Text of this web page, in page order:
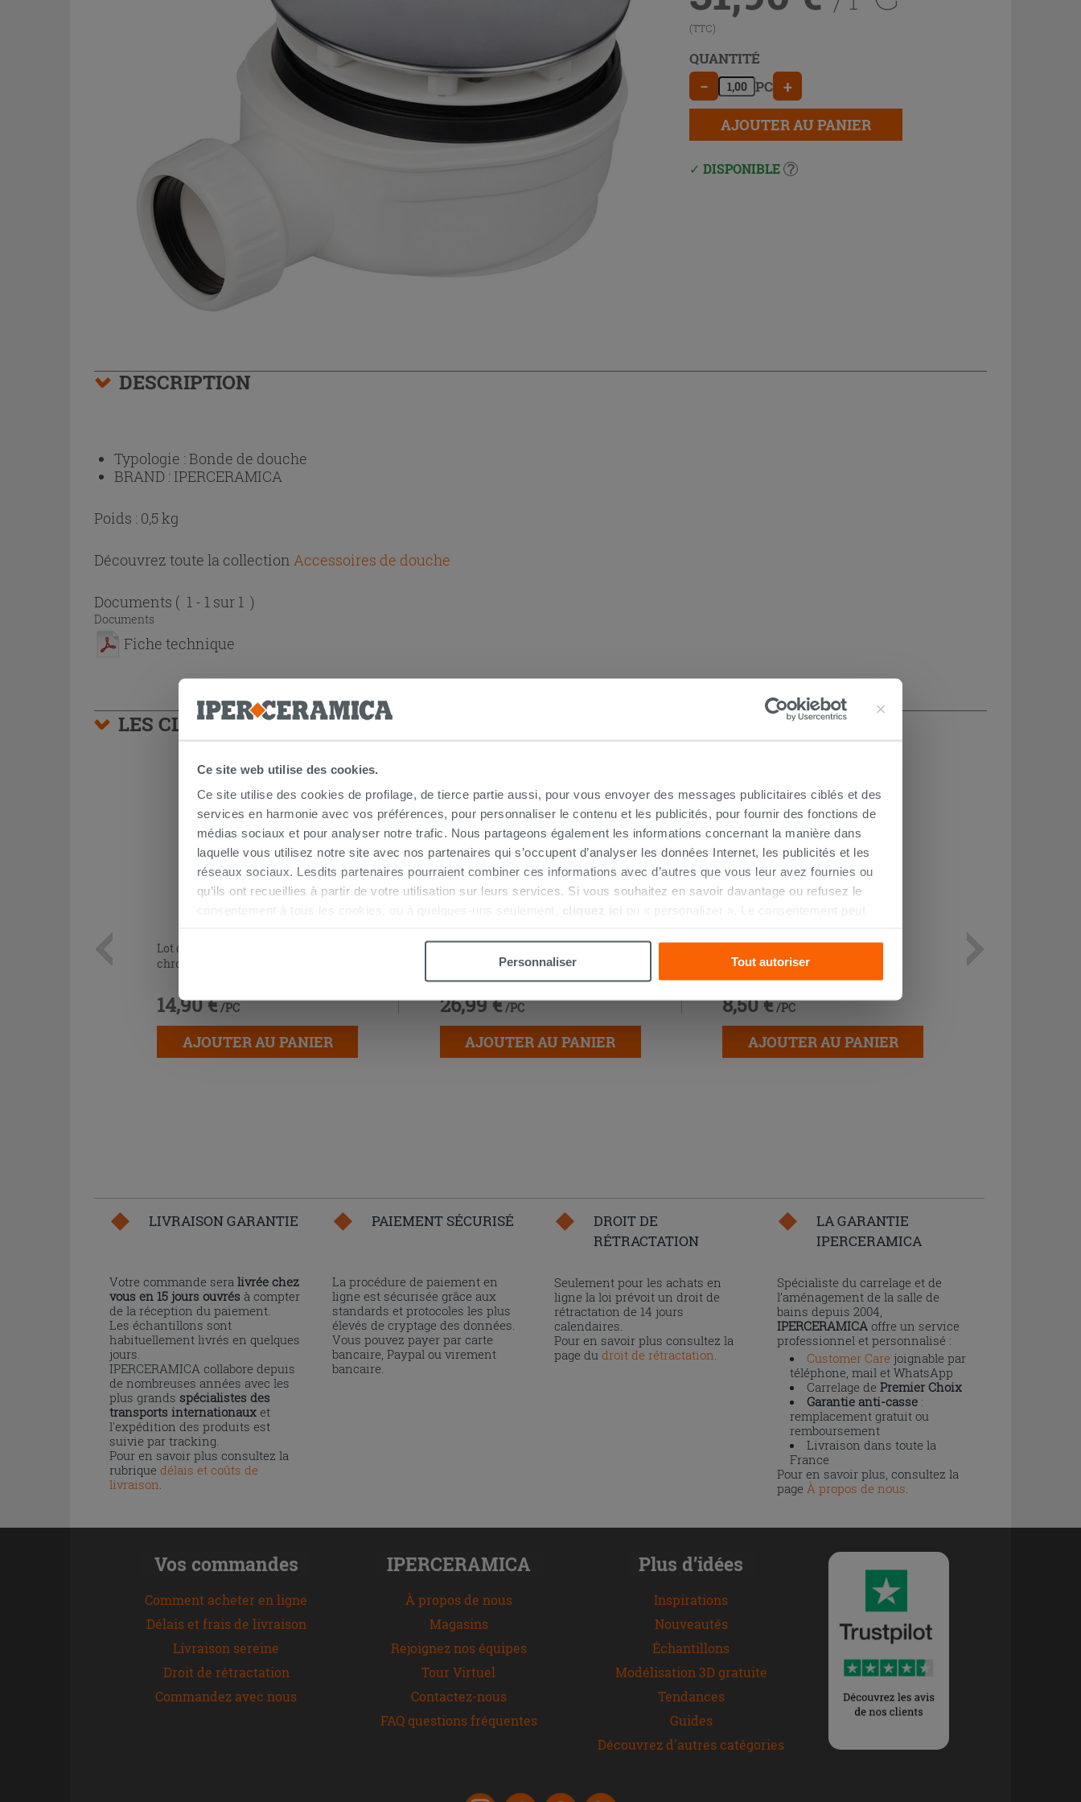
Ce site web utilise des cookies.
Ce site utilise des cookies de profilage, de tierce partie aussi, pour vous envoyer des messages publicitaires ciblés et des
services en harmonie avec vos préférences, pour personnaliser le contenu et les publicités, pour fournir des fonctions de
médias sociaux et pour analyser notre trafic. Nous partageons également les informations concernant la manière dans
laquelle vous utilisez notre site avec nos partenaires qui s’occupent d’analyser les données Internet, les publicités et les
réseaux sociaux. Lesdits partenaires pourraient combiner ces informations avec d’autres que vous leur avez fournies ou
qu’ils ont recueillies à partir de votre utilisation sur leurs services. Si vous souhaitez en savoir davantage ou refusez le
consentement à tous les cookies, ou à quelques-uns seulement,
cliquez ici ou « personalizer ». Le consentement peut
Personnaliser
Tout autoriser
(TTC)
QUANTITÉ
− PC +
AJOUTER AU PANIER
DISPONIBLE
DESCRIPTION
Typologie :Bonde de douche
BRAND : IPERCERAMICA
Poids : 0,5 kg
Découvrez toute la collection Accessoires de douche
Documents ( 1 - 1 sur 1 )
Documents
Fiche technique
LES CLIENTS AYANT ACHETÉ CE PRODUIT ONT ÉGALEMENT ACHETÉ
Lot de 2 coudes sous lavabo 45° laiton
chromé
14,90 € /PC
AJOUTER AU PANIER
Kerakoll h40 No Limits blanc 25Kg -
colle multifonction
26,99 € /PC
AJOUTER AU PANIER
Protection acoustique Otval pour
sanitaires adossés au mur
8,50 € /PC
AJOUTER AU PANIER
LIVRAISON GARANTIE
Votre commande sera livrée chez
vous en 15 jours ouvrés à compter
de la réception du paiement.
Les échantillons sont
habituellement livrés en quelques
jours.
IPERCERAMICA collabore depuis
de nombreuses années avec les
plus grands spécialistes des
transports internationaux et
l'expédition des produits est
suivie par tracking.
Pour en savoir plus consultez la
rubrique délais et coûts de
livraison.
PAIEMENT SÉCURISÉ
La procédure de paiement en
ligne est sécurisée grâce aux
standards et protocoles les plus
élevés de cryptage des données.
Vous pouvez payer par carte
bancaire, Paypal ou virement
bancaire.
DROIT DE
RÉTRACTATION
Seulement pour les achats en
ligne la loi prévoit un droit de
rétractation de 14 jours
calendaires.
Pour en savoir plus consultez la
page dudroit de rétractation.
LA GARANTIE
IPERCERAMICA
Spécialiste du carrelage et de
l’aménagement de la salle de
bains depuis 2004,
IPERCERAMICAoffre un service
professionnel et personnalisé :
Customer Carejoignable par
téléphone, mail et WhatsApp
Carrelage de Premier Choix
Garantie anti-casse:
remplacement gratuit ou
remboursement
Livraison dans toute la
France
Pour en savoir plus, consultez la
page À propos de nous.
Vos commandes
Comment acheter en ligne
Délais et frais de livraison
Livraison sereine
Droit de rétractation
Commandez avec nous
IPERCERAMICA
À propos de nous
Magasins
Rejoignez nos équipes
Tour Virtuel
Contactez-nous
FAQ questions fréquentes
Plus d’idées
Inspirations
Nouveautés
Échantillons
Modélisation 3D gratuite
Tendances
Guides
Découvrez d'autres catégories